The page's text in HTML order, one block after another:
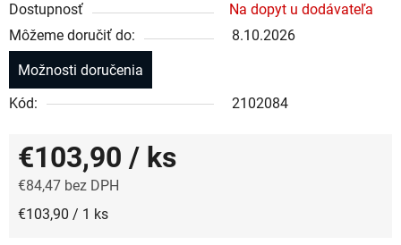
Dostupnosť
Na dopyt u dodávateľa
Môžeme doručiť do:
8.10.2026
Možnosti doručenia
Kód:
2102084
€103,90 / ks
€84,47 bez DPH
Jednotková cena:
€103,90 / 1 ks